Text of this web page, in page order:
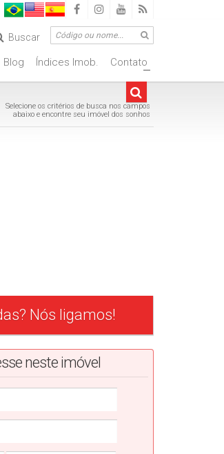
Buscar
+
Contato
Índices Imob.
Blog
Selecione os critérios de busca nos campos
abaixo e encontre seu imóvel dos sonhos
Nós ligamos!
neste imóvel